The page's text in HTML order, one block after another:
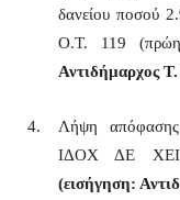
δανείου ποσού
Ο.Τ. 119
Αντιδήμαρχος
Λήψη
ΙΔΟΧ ΔΕ
(εισήγηση: